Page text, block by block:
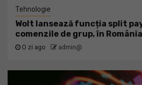
Tehnologie
Wolt lansează funcția split
comenzile de grup, în România
O zi ago admin@